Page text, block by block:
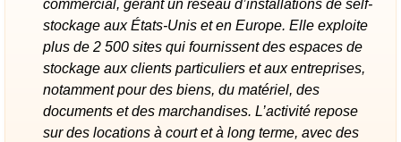
commercial, gérant un réseau d’installations de self-
stockage aux États-Unis et en Europe. Elle exploite
plus de 2 500 sites qui fournissent des espaces de
stockage aux clients particuliers et aux entreprises,
notamment pour des biens, du matériel, des
documents et des marchandises. L’activité repose
sur des locations à court et à long terme, avec des